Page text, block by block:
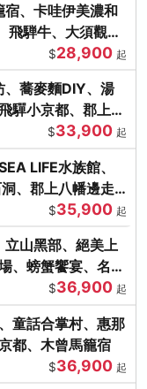
、卡哇伊美濃和
飛騨牛、大須觀音
$28,900 起
蕎麥麵DIY、湯
驒小京都、郡上八
$33,900 起
LIFE水族館、
、郡上八幡邊走
$35,900 起
山黑部、絕美上
、螃蟹饗宴、名湯
$36,900 起
童話合掌村、惠那
都、木曾馬籠宿
$36,900 起